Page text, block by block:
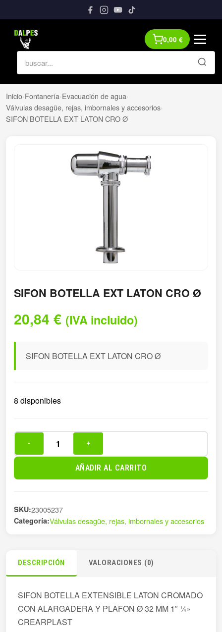
0,00 €
Inicio›Fontanería›Evacuación de agua›
Válvulas desagüe, rejas, imbornales y accesorios›
SIFON BOTELLA EXT LATON CRO Ø
SIFON BOTELLA EXT LATON CRO Ø
20,84 € (IVA incluido)
SIFON BOTELLA EXT LATON CRO Ø
8 disponibles
BOTELLA
Ø
cantidad
- +
AÑADIR AL CARRITO
SKU:23005237
Categoría:Válvulas desagüe, rejas, imbornales y accesorios
DESCRIPCIÓN VALORACIONES (0)
SIFON BOTELLA EXTENSIBLE LATON CROMADO
CON ALARGADERA Y PLAFON Ø 32 MM 1″ ¼»
CREARPLAST